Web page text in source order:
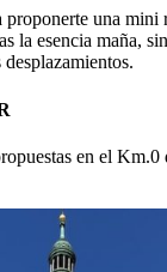
proponerte una mini
la esencia maña,
en el Km.0